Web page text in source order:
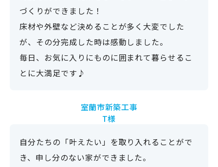
何度も間取りの提案をしてもらえて、理想の家
づくりができました！
床材や外壁など決めることが多く大変でした
が、その分完成した時は感動しました。
とに大満足です♪